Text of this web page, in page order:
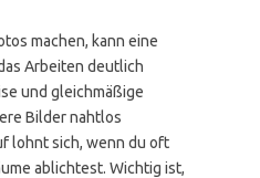
machen, kann eine
Arbeiten deutlich
und gleichmäßige
Bilder nahtlos
lohnt sich, wenn du oft
ablichtest. Wichtig ist,